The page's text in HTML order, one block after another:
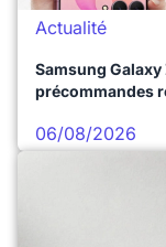
Actualité
Samsung
précommandes
06/08/2026